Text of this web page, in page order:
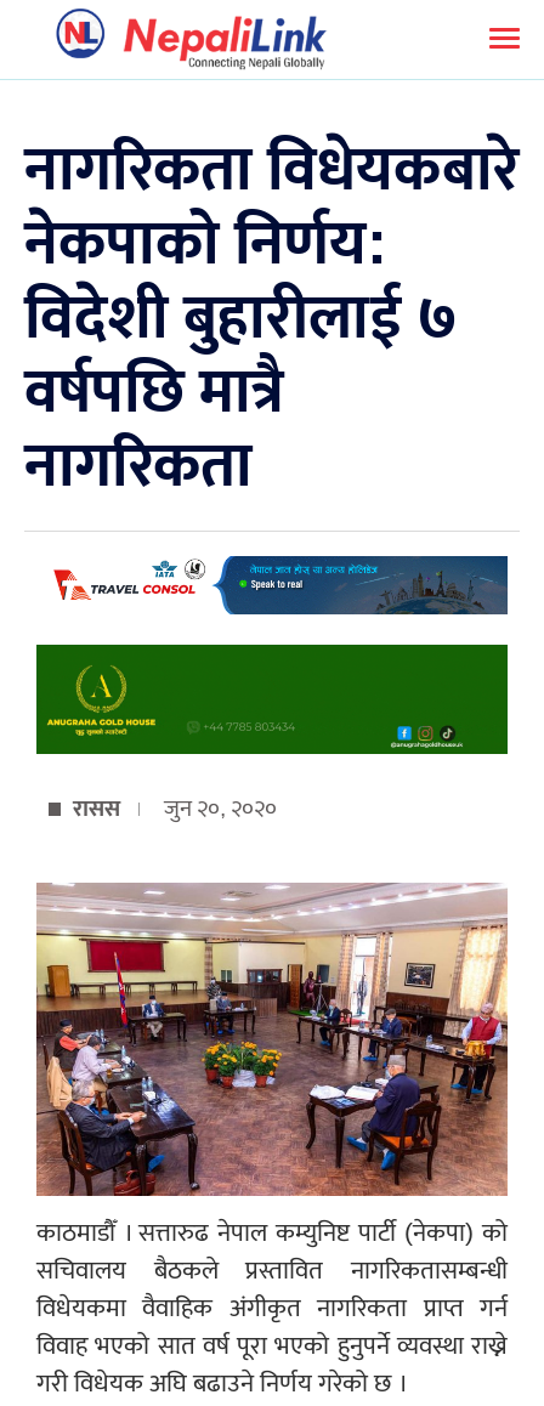
नागरिकता विधेयकबारे
नेकपाको निर्णय:
विदेशी बुहारीलाई ७
वर्षपछि मात्रै
नागरिकता
रासस जुन २०, २०२०
काठमाडौँ । सत्तारुढ नेपाल कम्युनिष्ट पार्टी (नेकपा) को
सचिवालय बैठकले प्रस्तावित नागरिकतासम्बन्धी
विधेयकमा वैवाहिक अंगीकृत नागरिकता प्राप्त गर्न
विवाह भएको सात वर्ष पूरा भएको हुनुपर्ने व्यवस्था राख्ने
गरी विधेयक अघि बढाउने निर्णय गरेको छ ।